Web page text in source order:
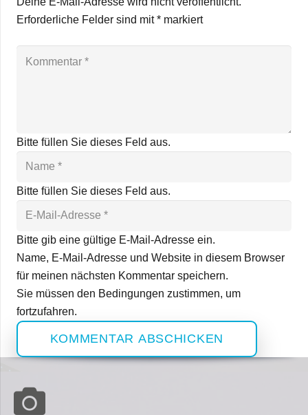
Erforderliche Felder sind mit* markiert
Bitte füllen Sie dieses Feld aus.
Bitte füllen Sie dieses Feld aus.
Bitte gib eine gültige E-Mail-Adresse ein.
Name, E-Mail-Adresse und Website in diesem Browser
für meinen nächsten Kommentar speichern.
Sie müssen den Bedingungen zustimmen, um
fortzufahren.
KOMMENTAR ABSCHICKEN